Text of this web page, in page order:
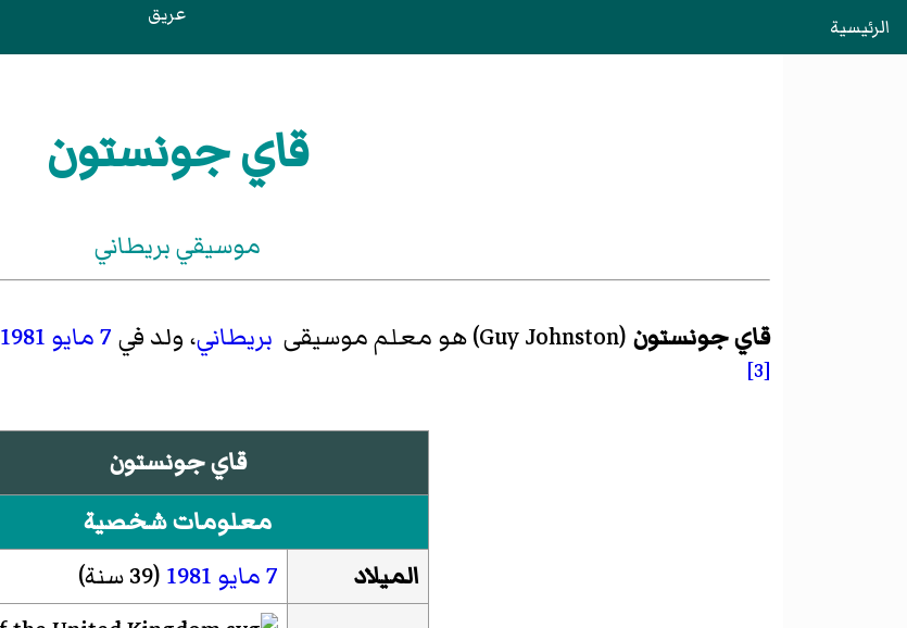
الرئيسية عريق
قاي جونستون
موسيقي بريطاني
قاي جونستون (
Guy Johnston)‏ هو معلم موسيقى بريطاني، ولد في 7 مايو 1981
[3]
قاي جونستون
معلومات شخصية
الميلاد
7 مايو 1981 (39 سنة)